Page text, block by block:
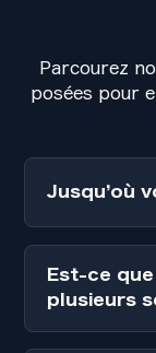
Parcourez
posées pour
Jusqu’où
Nous nous
région de
Nord, la
déplaçons
Est-ce
plusieurs
Bien-sûr!